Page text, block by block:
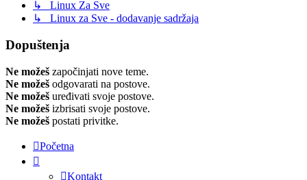
↳ Linux Za Sve
↳ Linux za Sve - dodavanje sadržaja
Dopuštenja
Ne možeš započinjati nove teme.
Ne možeš odgovarati na postove.
Ne možeš uređivati svoje postove.
Ne možeš izbrisati svoje postove.
Ne možeš postati privitke.
Početna
Kontakt